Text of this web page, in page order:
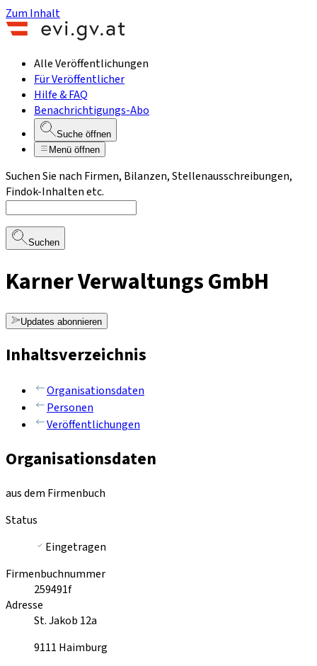
Zum Inhalt
Alle Veröffentlichungen
Für Veröffentlicher
Hilfe & FAQ
Benachrichtigungs-Abo
Suche öffnen
Menü öffnen
Suchen Sie nach Firmen, Bilanzen, Stellenausschreibungen,
Findok-Inhalten etc.
Suchen
Karner Verwaltungs GmbH
Updates abonnieren
Inhaltsverzeichnis
Organisationsdaten
Personen
Veröffentlichungen
Organisationsdaten
aus dem Firmenbuch
Status
Eingetragen
Firmenbuchnummer
259491f
Adresse
St. Jakob 12a
9111 Haimburg